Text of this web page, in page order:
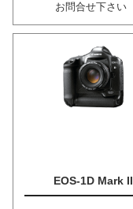
お問合せ下さい
EOS-1D Mark II